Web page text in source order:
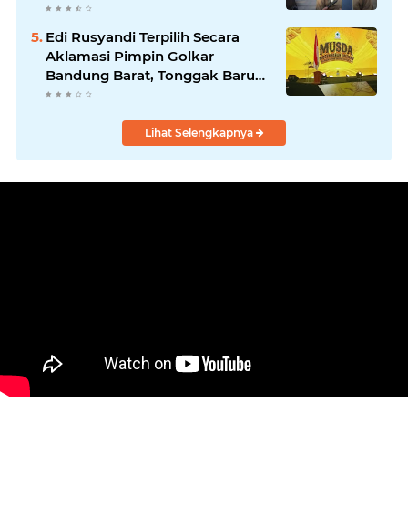
Edi Rusyandi Terpilih Secara
Aklamasi Pimpin Golkar
Bandung Barat, Tonggak Baru
Kepemimpinan Harmonis
Lihat Selengkapnya